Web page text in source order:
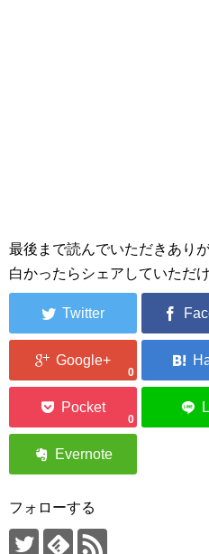
最後まで読んでいただきあり
白かったらシェアしていただ
0
0
フォローする